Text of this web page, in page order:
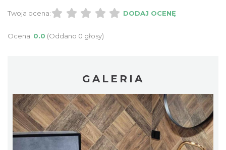
Twoja ocena: DODAJ OCENĘ
Ocena: 0.0 (Oddano 0 głosy)
GALERIA